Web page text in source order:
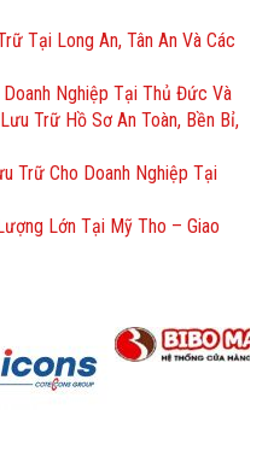
Tại Long An, Tân An Và Các
Nghiệp Tại Thủ Đức Và
Trữ Hồ Sơ An Toàn, Bền Bỉ,
Trữ Cho Doanh Nghiệp Tại
Lớn Tại Mỹ Tho – Giao